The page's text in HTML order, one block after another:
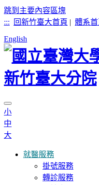
跳到主要內容區塊
:::
回新竹臺大首頁 | 體系首
English
小
中
大
就醫服務
掛號服務
轉診服務